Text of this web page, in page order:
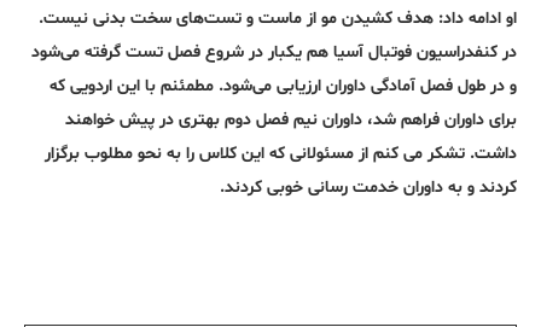
او ادامه داد: هدف کشیدن مو از ماست و تست‌های سخت بدنی نیست.
در کنفدراسیون فوتبال آسیا هم یکبار در شروع فصل تست گرفته می‌شود
و در طول فصل آمادگی داوران ارزیابی می‌شود. مطمئنم با این اردویی که
برای داوران فراهم شد، داوران نیم فصل دوم بهتری در پیش خواهند
داشت. تشکر می کنم از مسئولانی که این کلاس را به نحو مطلوب برگزار
کردند و به داوران خدمت رسانی خوبی کردند.